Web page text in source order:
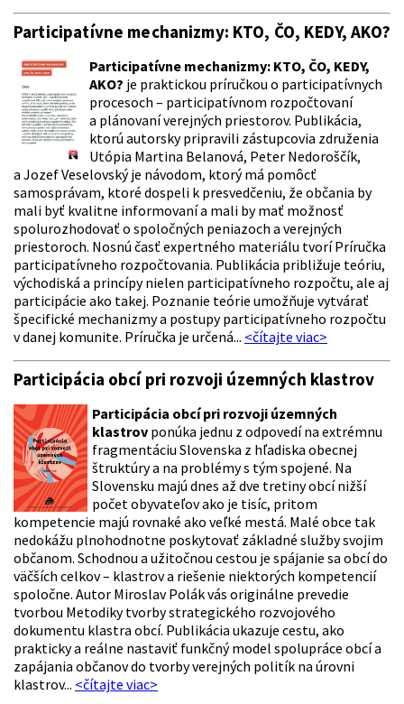
Participatívne mechanizmy: KTO, ČO, KEDY, AKO?
Participatívne mechanizmy: KTO, ČO, KEDY,
AKO? je praktickou príručkou o participatívnych
procesoch – participatívnom rozpočtovaní
a plánovaní verejných priestorov. Publikácia,
ktorú autorsky pripravili zástupcovia združenia
Utópia Martina Belanová, Peter Nedoroščík,
a Jozef Veselovský je návodom, ktorý má pomôcť
samosprávam, ktoré dospeli k presvedčeniu, že občania by
mali byť kvalitne informovaní a mali by mať možnosť
spolurozhodovať o spoločných peniazoch a verejných
priestoroch. Nosnú časť expertného materiálu tvorí Príručka
participatívneho rozpočtovania. Publikácia približuje teóriu,
východiská a princípy nielen participatívneho rozpočtu, ale aj
participácie ako takej. Poznanie teórie umožňuje vytvárať
špecifické mechanizmy a postupy participatívneho rozpočtu
v danej komunite. Príručka je určená... <čítajte viac>
Participácia obcí pri rozvoji územných klastrov
Participácia obcí pri rozvoji územných
klastrov ponúka jednu z odpovedí na extrémnu
fragmentáciu Slovenska z hľadiska obecnej
štruktúry a na problémy s tým spojené. Na
Slovensku majú dnes až dve tretiny obcí nižší
počet obyvateľov ako je tisíc, pritom
kompetencie majú rovnaké ako veľké mestá. Malé obce tak
nedokážu plnohodnotne poskytovať základné služby svojim
občanom. Schodnou a užitočnou cestou je spájanie sa obcí do
väčších celkov – klastrov a riešenie niektorých kompetencií
spoločne. Autor Miroslav Polák vás originálne prevedie
tvorbou Metodiky tvorby strategického rozvojového
dokumentu klastra obcí. Publikácia ukazuje cestu, ako
prakticky a reálne nastaviť funkčný model spolupráce obcí a
zapájania občanov do tvorby verejných politík na úrovni
klastrov... <čítajte viac>